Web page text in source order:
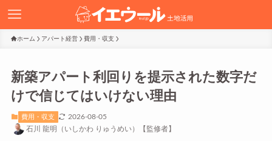
ホーム アパート経営 費用・収支
新築アパート利回りを提示された数字だ
けで信じてはいけない理由
費用・収支
2026-08-05
石川 龍明（いしかわ りゅうめい）【監修者】